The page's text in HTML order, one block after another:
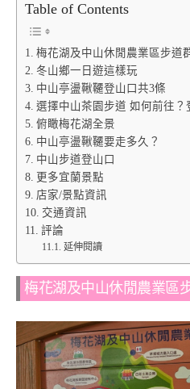
Table of Contents
梅花湖及中山休閒農業區步道
冬山鄉一日遊這樣玩
中山亭盪鞦韆登山口共3條
選擇中山茶園步道 如何前往？
俯瞰梅花湖全景
中山亭盪鞦韆要走多久？
中山步道登山口
更多宜蘭景點
店家/景點資訊
交通資訊
評論
延伸閱讀
梅花湖及中山休閒農業區